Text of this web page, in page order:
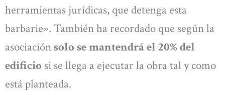
herramientas jurídicas, que detenga esta
barbarie». También ha recordado que según la
asociaciónsolo se mantendrá el 20% del
edificio si se llega a ejecutar la obra tal y como
está planteada.